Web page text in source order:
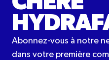
Abonnez-vous à notre
dans votre première